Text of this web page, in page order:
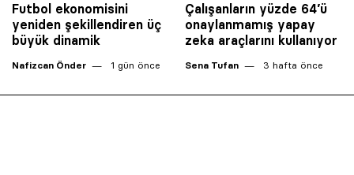
Futbol ekonomisini
yeniden şekillendiren üç
büyük dinamik
Nafizcan Önder 1 gün önce
Çalışanların yüzde 64’ü
onaylanmamış yapay
zeka araçlarını kullanıyor
Sena Tufan 3 hafta önce